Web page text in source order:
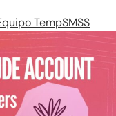
TempSMSS